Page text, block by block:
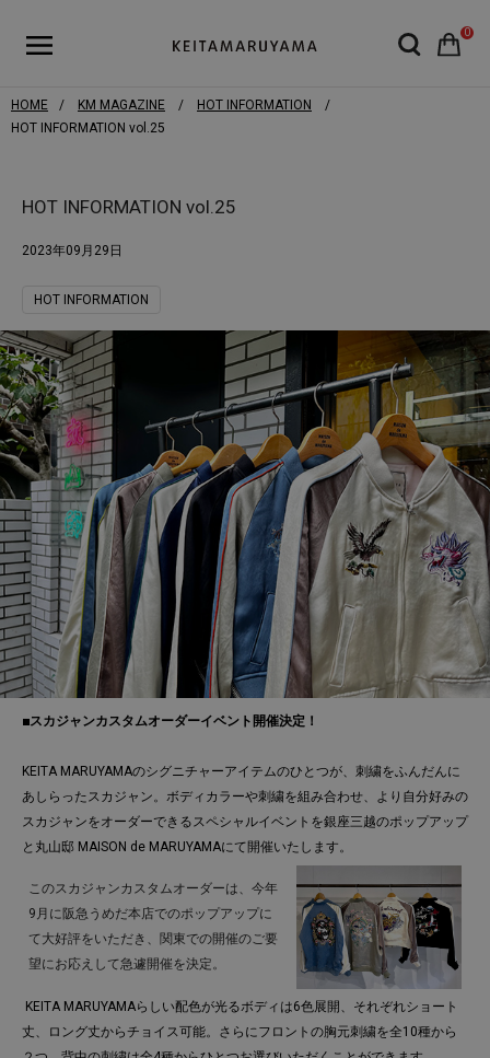
0
HOME KM MAGAZINE
HOT INFORMATION
HOT INFORMATION vol.25
HOT INFORMATION vol.25
2023年09月29日
HOT INFORMATION
■スカジャンカスタムオーダーイベント開催決定！
KEITA MARUYAMAのシグニチャーアイテムのひとつが、刺繍をふんだんに
あしらったスカジャン。ボディカラーや刺繍を組み合わせ、より自分好みの
スカジャンをオーダーできるスペシャルイベントを銀座三越のポップアップ
と丸山邸 MAISON de MARUYAMAにて開催いたします。
このスカジャンカスタムオーダーは、今年
9月に阪急うめだ本店でのポップアップに
て大好評をいただき、関東での開催のご要
望にお応えして急遽開催を決定。
KEITA MARUYAMAらしい配色が光るボディは6色展開、それぞれショート
丈、ロング丈からチョイス可能。さらにフロントの胸元刺繍を全10種から